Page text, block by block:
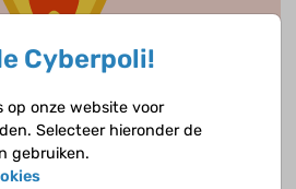
Cyberpoli!
op onze website voor
Selecteer hieronder de
gebruiken.